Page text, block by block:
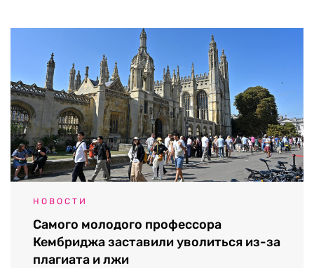
НОВОСТИ
Самого молодого профессора
Кембриджа заставили уволиться из-за
плагиата и лжи